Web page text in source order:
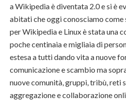
a Wikipedia è diventata 2.0 e si è
abitati che oggi conosciamo
per Wikipedia e Linux è stata una
poche centinaia e migliaia di
estesa a tutti dando vita a nuove
comunicazione e scambio ma
nuove comunità, gruppi, tribù, reti
aggregazione e collaborazione